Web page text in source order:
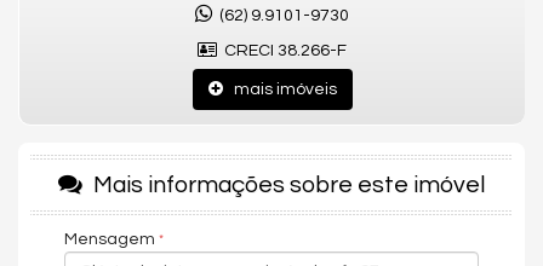
Características do Imóvel
Sacada / Varanda
Andar Alto
Fechadura Eletrônica
Características do Empreendimento
(62) 9.9101-9730
CRECI 38.266-F
mais imóveis
Mais informações sobre este imóvel
Mensagem